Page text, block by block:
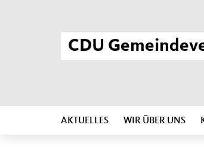
CDU
AKTUELLES WIR ÜBER UNS